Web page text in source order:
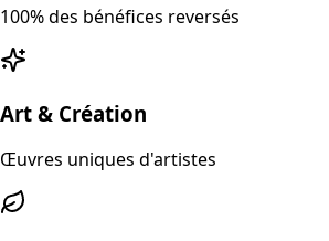
100% des bénéfices reversés
Art & Création
Œuvres uniques d'artistes